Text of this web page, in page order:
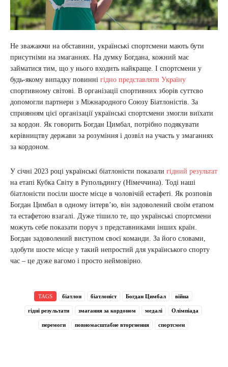
Не зважаючи на обставини, українські спортсмени мають бути
присутніми на змаганнях. На думку Богдана, кожний має
займатися тим, що у нього входить найкраще. І спортсмени у
будь-якому випадку повинні гідно представляти Україну
спортивному світові. В організації спортивних зборів суттєво
допомогли партнери з Міжнародного Союзу Біатлоністів. За
сприянням цієї організації українські спортсмени змогли виїхати
за кордон. Як говорить Богдан Цимбал, потрібно подякувати
керівництву держави за розуміння і дозвіл на участь у змаганнях
за кордоном.
У січні 2023 році українські біатлоністи показали гідний результат
на етапі Кубка Світу в Рупольдингу (Німеччина). Тоді наші
біатлоністи посіли шосте місце в чоловічій естафеті. Як розповів
Богдан Цимбал в одному інтерв’ю, він задоволений своїм етапом
та естафетою взагалі. Дуже тішило те, що українські спортсмени
можуть себе показати поруч з представниками інших країн.
Богдан задоволений виступом своєї команди. За його словами,
здобути шосте місце у такий непростий для українського спорту
час – це дуже вагомо і просто неймовірно.
TAGS біатлон біатлоніст Богдан Цимбал війна
гідні результати змагання за кордоном медалі Олімпіада
перемоги повномасштабне вторгнення спортсмен